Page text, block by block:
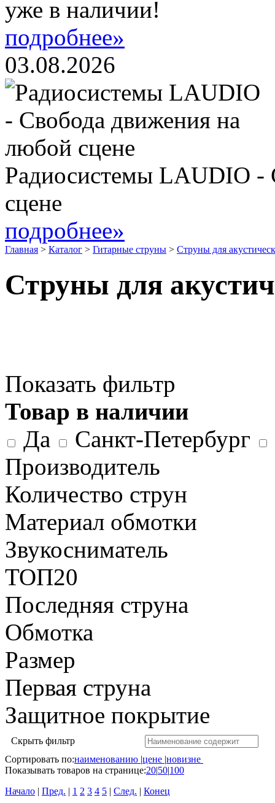
уже в наличии!
подробнее»
03.08.2026
Радиосистемы LAUDIO -
сцене
подробнее»
Главная > Каталог > Гитарные струны > Струны для
Струны для
Показать фильтр
Товар в наличии
Да
Санкт-Петербург
Производитель
Количество струн
Материал обмотки
Звукосниматель
ТОП20
Последняя струна
Обмотка
Размер
Первая струна
Защитное покрытие
Скрыть фильтр
Сортировать по:наименованию |цене |новизне
Показывать товаров на странице:20|50|100
Начало | Пред. | 1 2 3 4 5 | След. | Конец